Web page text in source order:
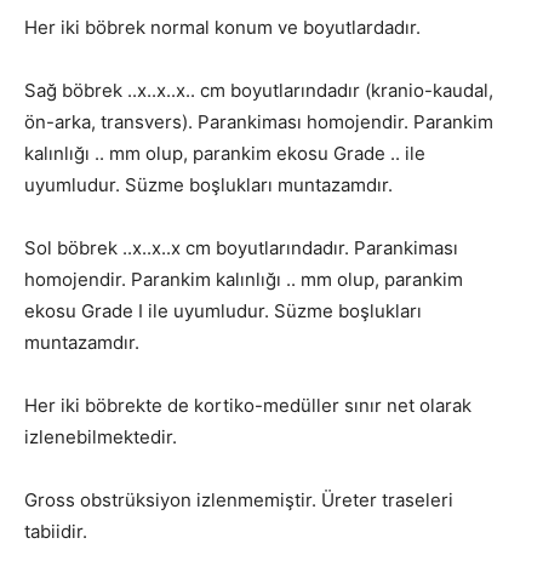
Her iki böbrek normal konum ve boyutlardadır.
Sağ böbrek ..x..x..x.. cm boyutlarındadır (kranio-kaudal,
ön-arka, transvers). Parankiması homojendir. Parankim
kalınlığı .. mm olup, parankim ekosu Grade .. ile
uyumludur. Süzme boşlukları muntazamdır.
Sol böbrek ..x..x..x cm boyutlarındadır. Parankiması
homojendir. Parankim kalınlığı .. mm olup, parankim
ekosu Grade I ile uyumludur. Süzme boşlukları
muntazamdır.
Her iki böbrekte de kortiko-medüller sınır net olarak
izlenebilmektedir.
Gross obstrüksiyon izlenmemiştir. Üreter traseleri
tabiidir.